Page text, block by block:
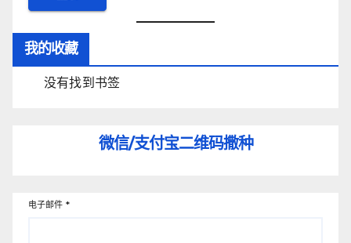
我的收藏
没有找到书签
微信/支付宝二维码撒种
电子邮件 *